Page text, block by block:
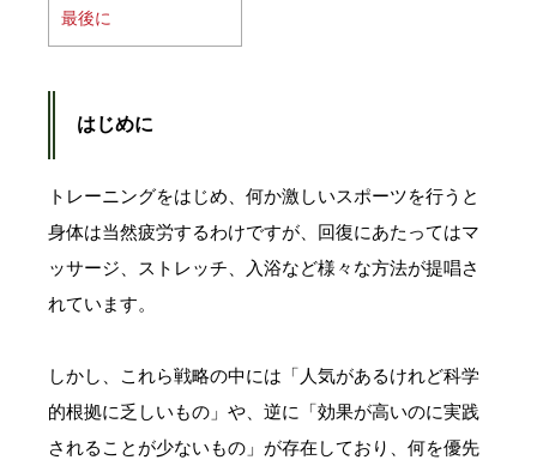
最後に
はじめに
トレーニングをはじめ、何か激しいスポーツを行うと
身体は当然疲労するわけですが、回復にあたってはマ
ッサージ、ストレッチ、入浴など様々な方法が提唱さ
れています。
しかし、これら戦略の中には「人気があるけれど科学
的根拠に乏しいもの」や、逆に「効果が高いのに実践
されることが少ないもの」が存在しており、何を優先